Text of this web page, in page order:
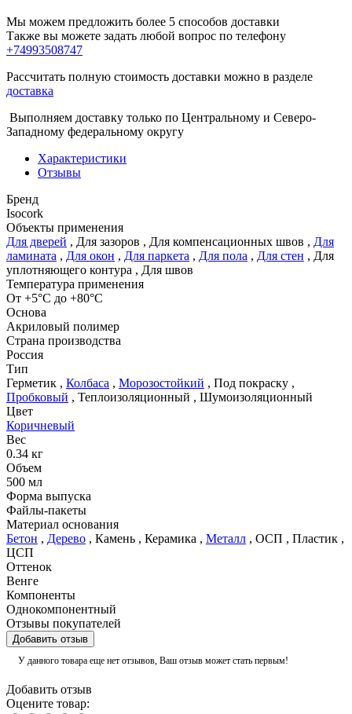
Мы можем предложить более 5 способов доставки
Также вы можете задать любой вопрос по телефону
+74993508747
Рассчитать полную стоимость доставки можно в разделе
доставка
Выполняем доставку только по Центральному и Северо-
Западному федеральному округу
Характеристики
Отзывы
Бренд
Isocork
Объекты применения
Для дверей , Для зазоров , Для компенсационных швов , Для
ламината , Для окон , Для паркета , Для пола , Для стен , Для
уплотняющего контура , Для швов
Температура применения
От +5°С до +80°С
Основа
Акриловый полимер
Страна производства
Россия
Тип
Герметик , Колбаса , Морозостойкий , Под покраску ,
Пробковый , Теплоизоляционный , Шумоизоляционный
Цвет
Коричневый
Вес
0.34 кг
Объем
500 мл
Форма выпуска
Файлы-пакеты
Материал основания
Бетон , Дерево , Камень , Керамика , Металл , ОСП , Пластик ,
ЦСП
Оттенок
Венге
Компоненты
Однокомпонентный
Отзывы покупателей
Добавить отзыв
У данного товара еще нет отзывов, Ваш отзыв может стать первым!
Добавить отзыв
Оцените товар: